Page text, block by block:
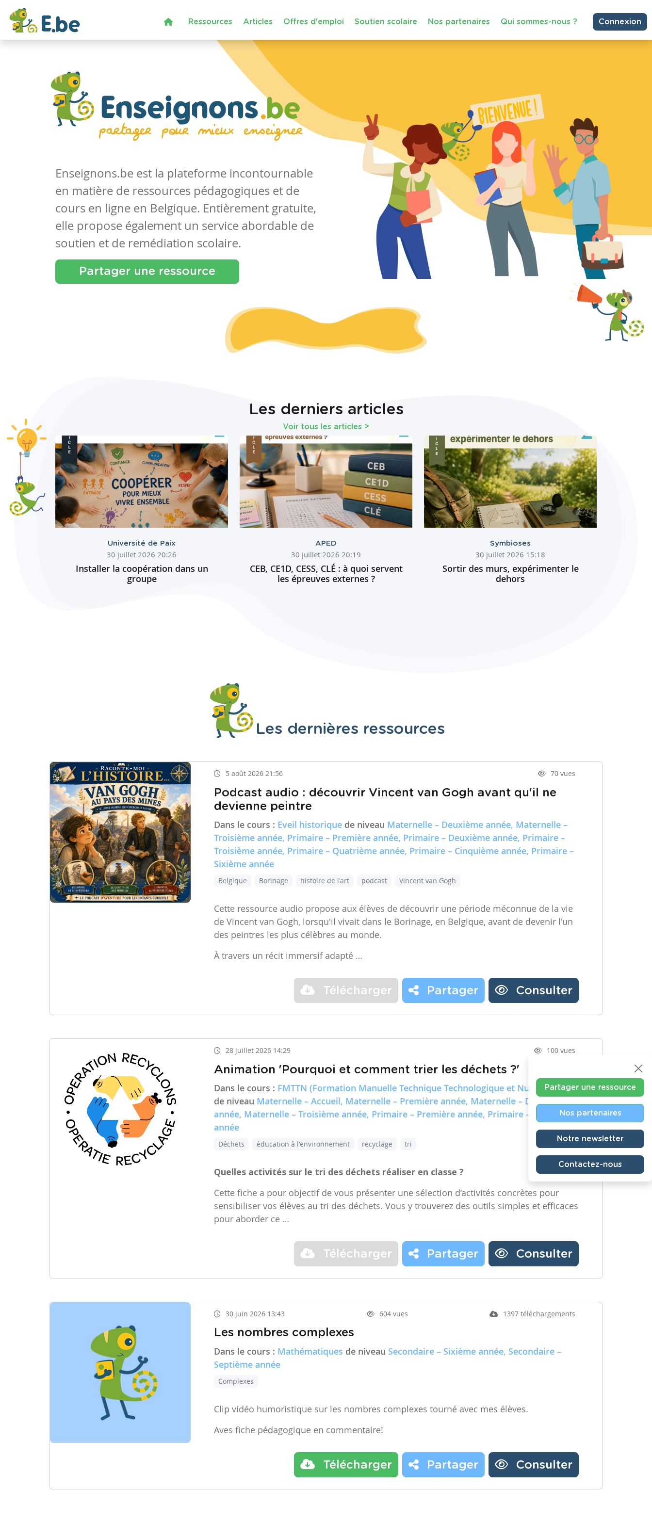
Ressources Articles Offres d'emploi Soutien scolaire Nos partenaires Qui sommes-nous ? Connexion
Enseignons.be est la plateforme incontournable
en matière de ressources pédagogiques et de
cours en ligne en Belgique. Entièrement gratuite,
elle propose également un service abordable de
soutien et de remédiation scolaire.
Partager une ressource
Les derniers articles
Voir tous les articles >
Université de Paix
30 juillet 2026 20:26
Installer la coopération dans un
groupe
APED
30 juillet 2026 20:19
CEB, CE1D, CESS, CLÉ : à quoi servent
les épreuves externes ?
Symbioses
30 juillet 2026 15:18
Sortir des murs, expérimenter le
dehors
Les dernières ressources
5 août 2026 21:56 70 vues
Podcast audio : découvrir Vincent van Gogh avant qu'il ne
devienne peintre
Dans le cours : Eveil historique de niveau Maternelle – Deuxième année, Maternelle –
Troisième année, Primaire – Première année, Primaire – Deuxième année, Primaire –
Troisième année, Primaire – Quatrième année, Primaire – Cinquième année, Primaire –
Sixième année
Belgique Borinage histoire de l'art podcast Vincent van Gogh
Cette ressource audio propose aux élèves de découvrir une période méconnue de la vie
de Vincent van Gogh, lorsqu'il vivait dans le Borinage, en Belgique, avant de devenir l'un
des peintres les plus célèbres au monde.
À travers un récit immersif adapté …
Télécharger Partager Consulter
28 juillet 2026 14:29 100 vues
Animation 'Pourquoi et comment trier les déchets ?'
Dans le cours : FMTTN (Formation Manuelle Technique Technologique et Numérique)
de niveau Maternelle – Accueil, Maternelle – Première année, Maternelle – Deuxième
année, Maternelle – Troisième année, Primaire – Première année, Primaire – Deuxième
année
Déchets éducation à l'environnement recyclage tri
Quelles activités sur le tri des déchets réaliser en classe ?
Cette fiche a pour objectif de vous présenter une sélection d’activités concrètes pour
sensibiliser vos élèves au tri des déchets. Vous y trouverez des outils simples et efficaces
pour aborder ce …
Télécharger Partager Consulter
30 juin 2026 13:43 604 vues 1397 téléchargements
Les nombres complexes
Dans le cours : Mathématiques de niveau Secondaire – Sixième année, Secondaire –
Septième année
Complexes
Clip vidéo humoristique sur les nombres complexes tourné avec mes élèves.
Aves fiche pédagogique en commentaire!
Télécharger Partager Consulter
Partager une ressource
Nos partenaires
Notre newsletter
Contactez-nous